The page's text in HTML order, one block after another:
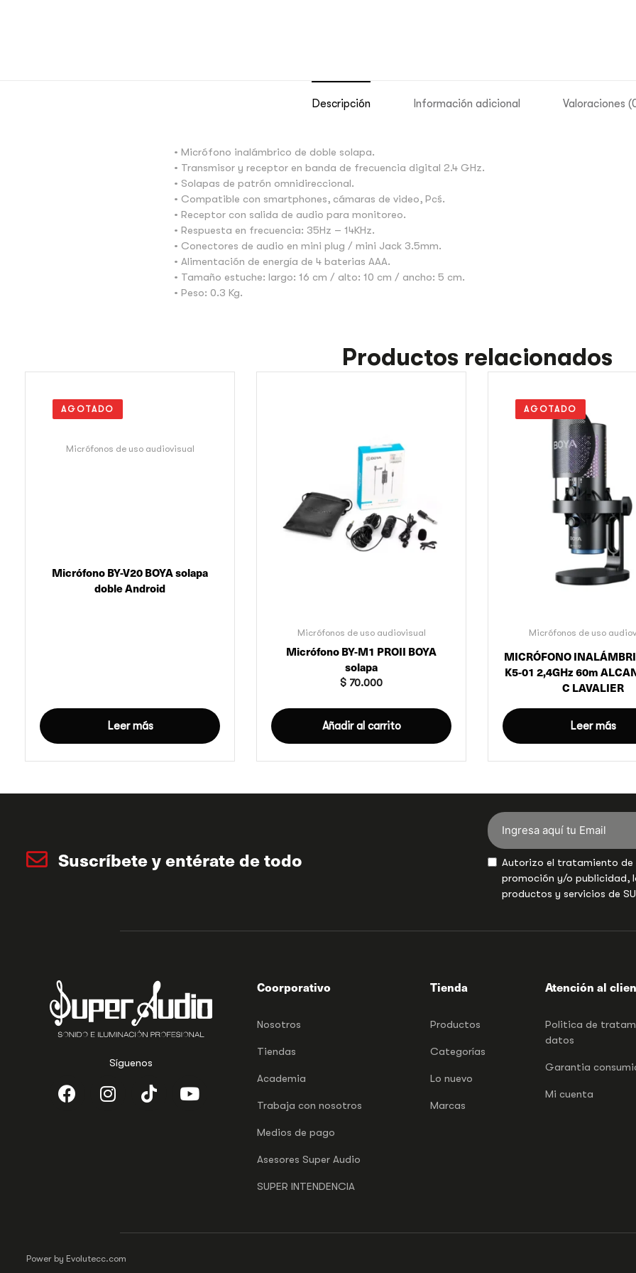
Descripción Información adicional Valoraciones
• Micrófono inalámbrico de doble solapa.
• Transmisor y receptor en banda de frecuencia digital 2.4 GHz.
• Solapas de patrón omnidireccional.
• Compatible con smartphones, cámaras de video, Pc´s.
• Receptor con salida de audio para monitoreo.
• Respuesta en frecuencia: 35Hz – 14KHz.
• Conectores de audio en mini plug / mini Jack 3.5mm.
• Alimentación de energía de 4 baterias AAA.
• Tamaño estuche: largo: 16 cm / alto: 10 cm / ancho: 5 cm.
• Peso: 0.3 Kg.
Productos relacionados
AGOTADO
Micrófonos de uso audiovisual
Micrófono BY-V20 BOYA solapa
doble Android
Leer más
Micrófonos de uso audiovisual
Micrófono BY-M1 PROII BOYA
solapa
$ 70.000
Añadir al carrito
AGOTADO
Micrófonos de uso
MICRÓFONO
K5-01 2,4GHz 60m
C LAVALIER
Leer más
Suscríbete y entérate de todo
Autorizo el tratamiento
promoción y/o publicidad,
productos y servicios de
Síguenos
Coorporativo
Nosotros
Tiendas
Academia
Trabaja con nosotros
Medios de pago
Asesores Super Audio
SUPER INTENDENCIA
Tienda
Productos
Categorías
Lo nuevo
Marcas
Atención al
Politica de
datos
Garantia
Mi cuenta
Power by Evolutecc.com